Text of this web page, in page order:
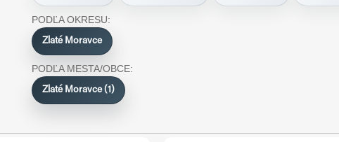
PODĽA OKRESU:
Zlaté Moravce
PODĽA MESTA/OBCE:
Zlaté Moravce (1)